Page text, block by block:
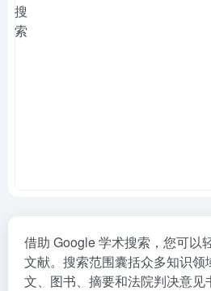
借助 Google 学术搜索，您可以
文献。搜索范围囊括众多知识
文、图书、摘要和法院判决意见